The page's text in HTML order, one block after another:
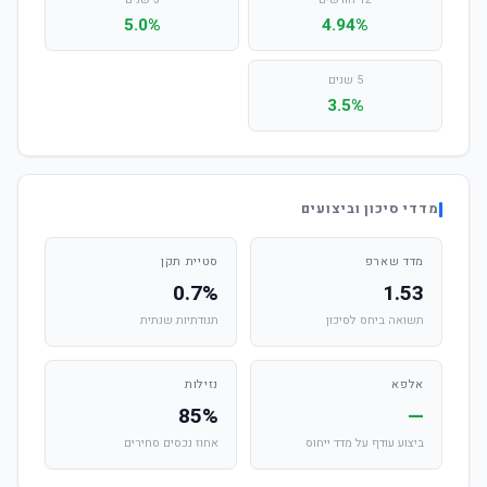
4.94%
5.0%
5 שנים
3.5%
מדדי סיכון וביצועים
מדד שארפ
1.53
תשואה ביחס לסיכון
סטיית תקן
0.7%
תנודתיות שנתית
אלפא
—
ביצוע עודף על מדד ייחוס
נזילות
85%
אחוז נכסים סחירים